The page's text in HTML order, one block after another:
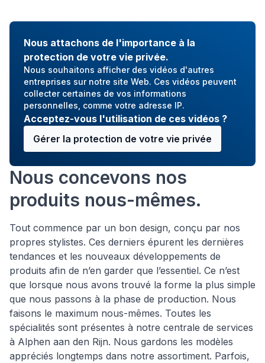
Une bonne qualité au prix
Nous attachons de l'importance à la
protection de votre vie privée.
Nous souhaitons afficher des vidéos d'autres
entreprises sur notre site Web. Ces vidéos peuvent
collecter certaines de vos informations
personnelles, comme votre adresse IP.
Acceptez-vous l'utilisation de ces vidéos ?
Gérer la protection de votre vie privée
Nous concevons nos
produits nous-mêmes.
Tout commence par un bon design, conçu par nos
propres stylistes. Ces derniers épurent les dernières
tendances et les nouveaux développements de
produits afin de n’en garder que l’essentiel. Ce n’est
que lorsque nous avons trouvé la forme la plus simple
que nous passons à la phase de production. Nous
faisons le maximum nous-mêmes. Toutes les
spécialités sont présentes à notre centrale de services
à Alphen aan den Rijn. Nous gardons les modèles
appréciés longtemps dans notre assortiment. Parfois,